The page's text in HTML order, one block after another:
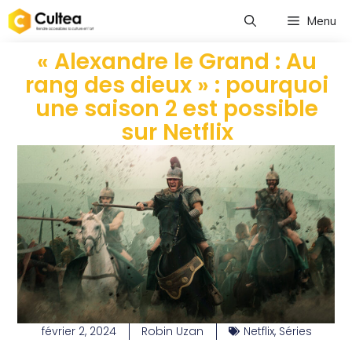
Menu
« Alexandre le Grand : Au
rang des dieux » : pourquoi
une saison 2 est possible
sur Netflix
février 2, 2024 Robin Uzan Netflix, Séries